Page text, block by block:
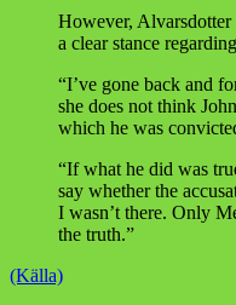
However, Alvarsdotter
a clear stance
“I’ve gone back and
she does not think
which he was
“If what he did was
say whether the
I wasn’t there. Only
the truth.”
(Källa)